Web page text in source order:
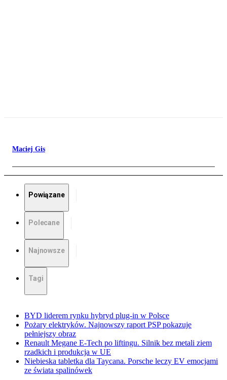
Maciej Gis
Powiązane
Polecane
Najnowsze
Tagi
BYD liderem rynku hybryd plug-in w Polsce
Pożary elektryków. Najnowszy raport PSP pokazuje
pełniejszy obraz
Renault Megane E-Tech po liftingu. Silnik bez metali ziem
rzadkich i produkcja w UE
Niebieska tabletka dla Taycana. Porsche leczy EV emocjami
ze świata spalinówek